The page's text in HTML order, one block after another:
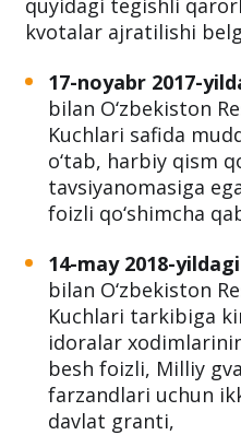
quyidagi tegishli
kvotalar ajratilishi
17-noyabr 2017-
bilan O‘zbekiston
Kuchlari safida
o‘tab, harbiy qism
tavsiyanomasiga
foizli qo‘shimcha
14-may 2018-
bilan O‘zbekiston
Kuchlari tarkibiga
idoralar
besh foizli, Milliy
farzandlari uchun
davlat granti,